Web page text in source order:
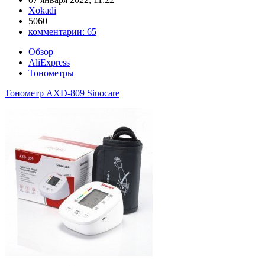
Xokadi
5060
комментарии: 65
Обзор
AliExpress
Тонометры
Тонометр AXD-809 Sinocare